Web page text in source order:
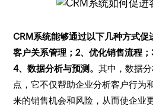
CRM系统能够通过以下几种方式促
客户关系管理；2、优化销售流程
4、数据分析与预测。其中，数据
点，它不仅帮助企业分析客户行为
来的销售机会和风险，从而使企业